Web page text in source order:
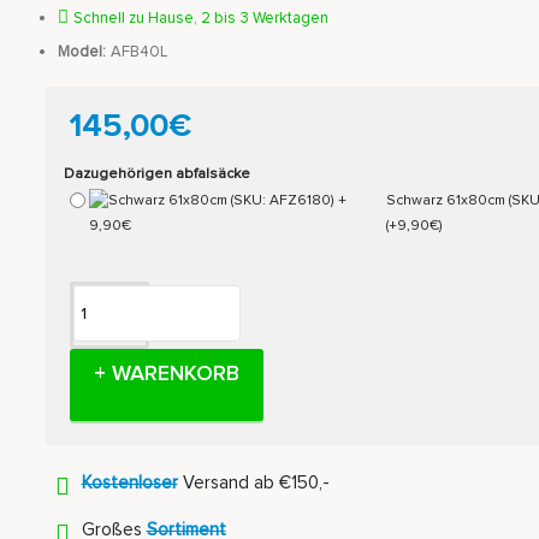
Schnell zu Hause, 2 bis 3 Werktagen
Model: AFB40L
145,00€
Dazugehörigen abfalsäcke
Schwarz 61x80cm
(+9,90€)
+ WARENKORB
KostenloserVersand ab €150,-
GroßesSortiment